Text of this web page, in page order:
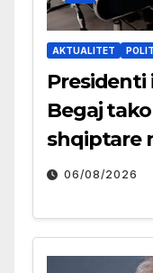
AKTUALITET
Presidenti
Begaj
shqiptare
06/08/2026